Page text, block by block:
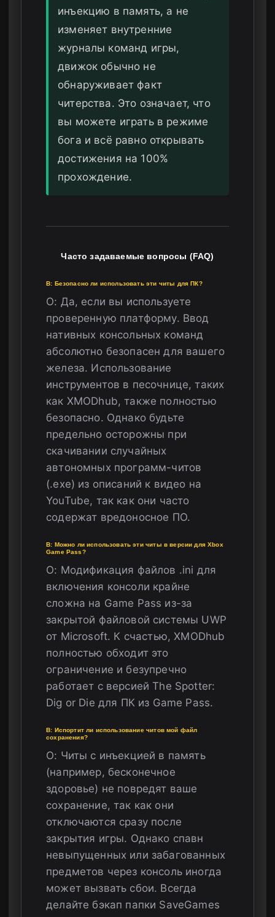
инъекцию в память, а не
изменяет внутренние
журналы команд игры,
движок обычно не
обнаруживает факт
читерства. Это означает, что
вы можете играть в режиме
бога и всё равно открывать
достижения на 100%
прохождение.
Часто задаваемые вопросы (FAQ)
В: Безопасно ли использовать эти читы для ПК?
О: Да, если вы используете
проверенную платформу. Ввод
нативных консольных команд
абсолютно безопасен для вашего
железа. Использование
инструментов в песочнице, таких
как XMODhub, также полностью
безопасно. Однако будьте
предельно осторожны при
скачивании случайных
автономных программ-читов
(.exe) из описаний к видео на
YouTube, так как они часто
содержат вредоносное ПО.
В: Можно ли использовать эти читы в версии для Xbox
Game Pass?
О: Модификация файлов .ini для
включения консоли крайне
сложна на Game Pass из-за
закрытой файловой системы UWP
от Microsoft. К счастью, XMODhub
полностью обходит это
ограничение и безупречно
работает с версией The Spotter:
Dig or Die для ПК из Game Pass.
В: Испортит ли использование читов мой файл
сохранения?
О: Читы с инъекцией в память
(например, бесконечное
здоровье) не повредят ваше
сохранение, так как они
отключаются сразу после
закрытия игры. Однако спавн
невыпущенных или забагованных
предметов через консоль иногда
может вызвать сбои. Всегда
делайте бэкап папки SaveGames